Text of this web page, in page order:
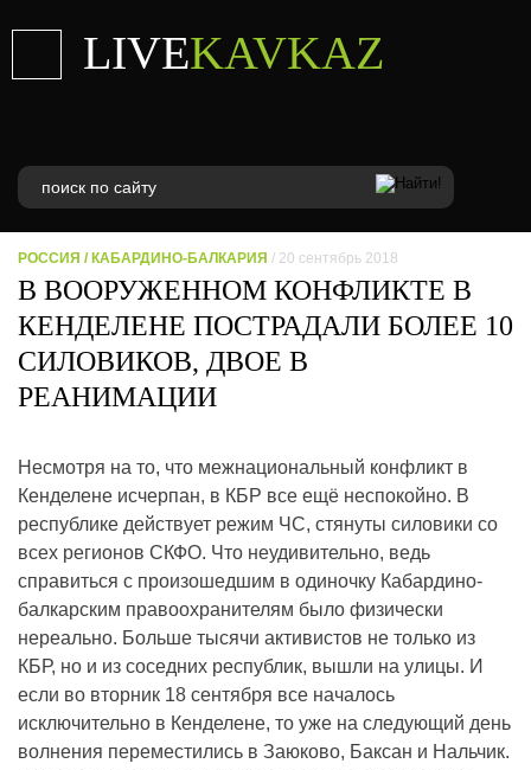
LIVEKAVKAZ
РОССИЯ / КАБАРДИНО-БАЛКАРИЯ / 20 сентябрь 2018
В ВООРУЖЕННОМ КОНФЛИКТЕ В
КЕНДЕЛЕНЕ ПОСТРАДАЛИ БОЛЕЕ 10
СИЛОВИКОВ, ДВОЕ В
РЕАНИМАЦИИ
Несмотря на то, что межнациональный конфликт в
Кенделене исчерпан, в КБР все ещё неспокойно. В
республике действует режим ЧС, стянуты силовики со
всех регионов СКФО. Что неудивительно, ведь
справиться с произошедшим в одиночку Кабардино-
балкарским правоохранителям было физически
нереально. Больше тысячи активистов не только из
КБР, но и из соседних республик, вышли на улицы. И
если во вторник 18 сентября все началось
исключительно в Кенделене, то уже на следующий день
волнения переместились в Заюково, Баксан и Нальчик.